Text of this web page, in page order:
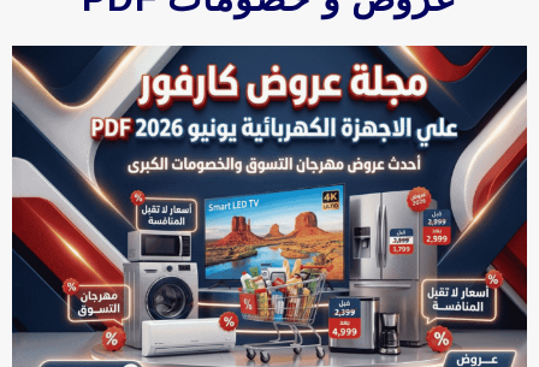
افضل مراوح عمودية ستاند في مصر 2025